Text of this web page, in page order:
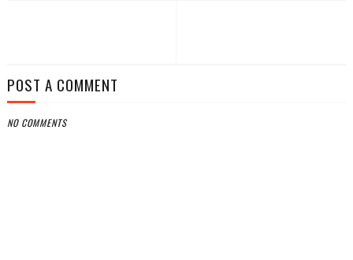
POST A COMMENT
NO COMMENTS